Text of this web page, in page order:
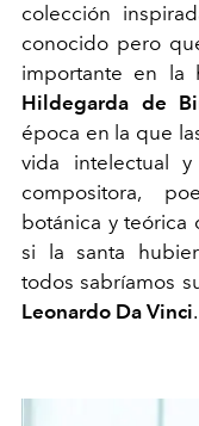
colección
conocido pero
importante en la
Hildegarda de
época en la que
vida intelectual y
compositora,
botánica y teórica
si la santa
todos sabríamos
Leonardo Da Vinci.